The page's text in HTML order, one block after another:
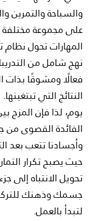
والسباحة والتمرين
على مجموعة
المهارات تحول نظام
نهج شامل من
فعالًا ومشوقًا بذات
النتائج التي
يوم، لذا فإن المزج
الفائدة القصوى من
حيث يصبح تكرار
تحويل الانتباه إلى
جسمك وذهنك
لتبدأ بالعمل.